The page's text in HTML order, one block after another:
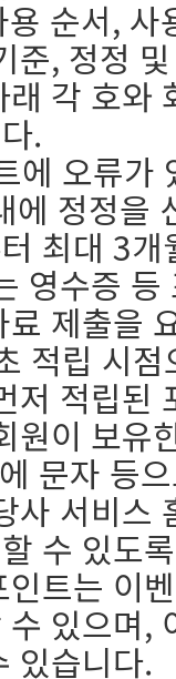
순서,
준, 정정
각 호와
.
에 오류가
에 정정을
최대 3
영수증
제출을
적립 시
저 적립된
원이 보유
문자 등
사 서비스
수 있도
트는 이
있으며,
있습니다.